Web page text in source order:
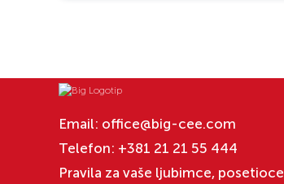
Email: office@big-cee.com
Telefon: +381 21 21 55 444
Pravila za vaše ljubimce, posetioce